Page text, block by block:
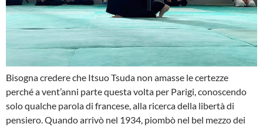
Bisogna credere che Itsuo Tsuda non amasse le certezze
perché a vent’anni parte questa volta per Parigi, conoscendo
solo qualche parola di francese, alla ricerca della libertà di
pensiero. Quando arrivò nel 1934, piombò nel bel mezzo dei